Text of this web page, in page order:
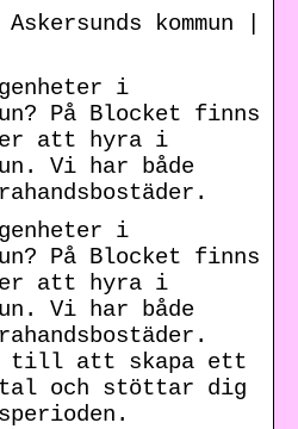
kommun |
i
På Blocket finns
att hyra i
Vi har både
i
På Blocket finns
att hyra i
Vi har både
till att skapa ett
och stöttar dig